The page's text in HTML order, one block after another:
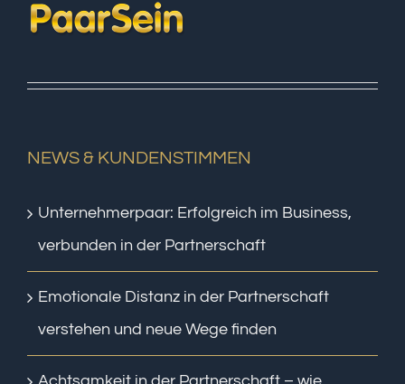
NEWS & KUNDENSTIMMEN
Unternehmerpaar: Erfolgreich im Business,
verbunden in der Partnerschaft
Emotionale Distanz in der Partnerschaft
verstehen und neue Wege finden
Achtsamkeit in der Partnerschaft – wie